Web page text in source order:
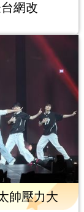
網改
帥壓力大